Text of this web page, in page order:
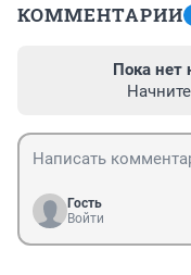
КОММЕНТАРИИ
Пока нет
Гость
Войти